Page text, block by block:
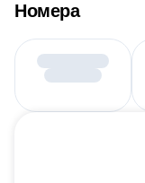
Номера